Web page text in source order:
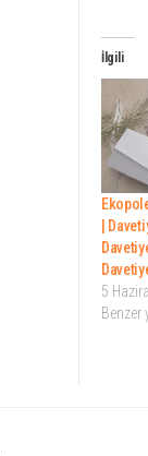
İlgili
|
5
Benzer